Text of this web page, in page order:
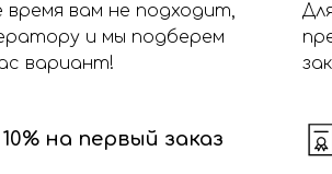
время вам не подходит,
и мы подберем
вариант!
на первый заказ